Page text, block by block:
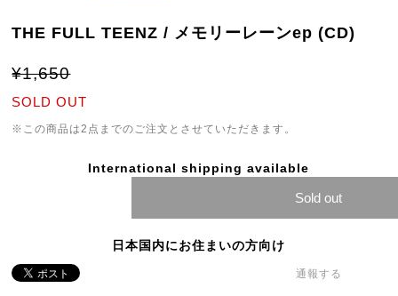
THE FULL TEENZ / メモリーレーンep (CD)
¥1,650
SOLD OUT
※この商品は2点までのご注文とさせていただきます。
International shipping available
Sold out
日本国内にお住まいの方向け
通報する